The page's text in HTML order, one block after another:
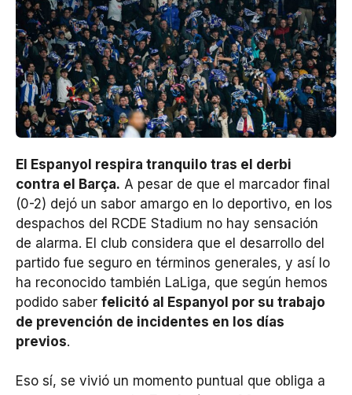
El Espanyol respira tranquilo tras el derbi
contra el Barça. A pesar de que el marcador final
(0-2) dejó un sabor amargo en lo deportivo, en los
despachos del RCDE Stadium no hay sensación
de alarma. El club considera que el desarrollo del
partido fue seguro en términos generales, y así lo
ha reconocido también LaLiga, que según hemos
podido saber felicitó al Espanyol por su trabajo
de prevención de incidentes en los días
previos.
Eso sí, se vivió un momento puntual que obliga a